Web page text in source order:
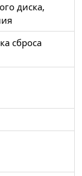
диска,
сброса